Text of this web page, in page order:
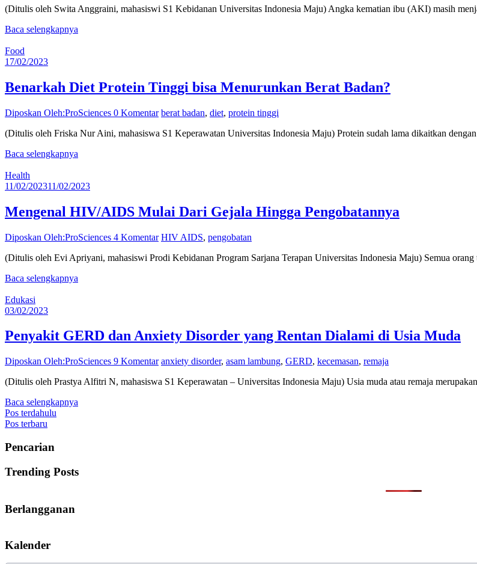
(Ditulis oleh Swita Anggraini, mahasiswi S1 Kebidanan Universitas Indonesia Maju) Angka kematian ibu (AKI) masih
Baca selengkapnya
Food
17/02/2023
Benarkah Diet Protein Tinggi bisa Menurunkan Berat Badan?
Diposkan Oleh:ProSciences 0 Komentar berat badan, diet, protein tinggi
(Ditulis oleh Friska Nur Aini, mahasiswa S1 Keperawatan Universitas Indonesia Maju) Protein sudah lama dikaitkan
Baca selengkapnya
Health
11/02/202311/02/2023
Mengenal HIV/AIDS Mulai Dari Gejala Hingga Pengobatannya
Diposkan Oleh:ProSciences 4 Komentar HIV AIDS, pengobatan
(Ditulis oleh Evi Apriyani, mahasiswi Prodi Kebidanan Program Sarjana Terapan Universitas Indonesia Maju) Semua
Baca selengkapnya
Edukasi
03/02/2023
Penyakit GERD dan Anxiety Disorder yang Rentan Dialami di Usia Muda
Diposkan Oleh:ProSciences 9 Komentar anxiety disorder, asam lambung, GERD, kecemasan, remaja
(Ditulis oleh Prastya Alfitri N, mahasiswa S1 Keperawatan – Universitas Indonesia Maju) Usia muda atau remaja
Baca selengkapnya
Navigasi
pos
Pos terdahulu
Pos terbaru
Pencarian
Trending Posts
Berlangganan
Kalender